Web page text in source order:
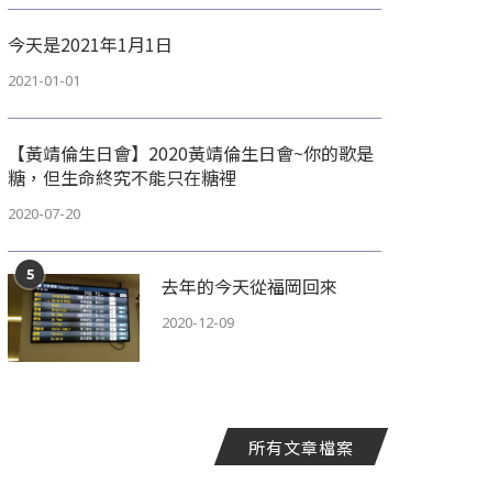
今天是2021年1月1日
2021-01-01
【黃靖倫生日會】2020黃靖倫生日會~你的歌是
糖，但生命終究不能只在糖裡
2020-07-20
5 去年的今天從福岡回來
2020-12-09
所有文章檔案